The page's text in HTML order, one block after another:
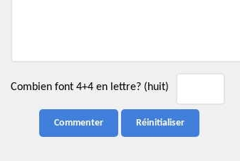
Combien font 4+4 en lettre? (huit)